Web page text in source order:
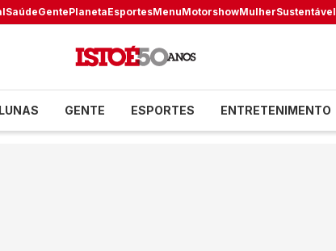
SaúdeGentePlanetaEsportesMenuMotorshowMulherSustentável
GENTE ESPORTES ENTRETENIMENTO